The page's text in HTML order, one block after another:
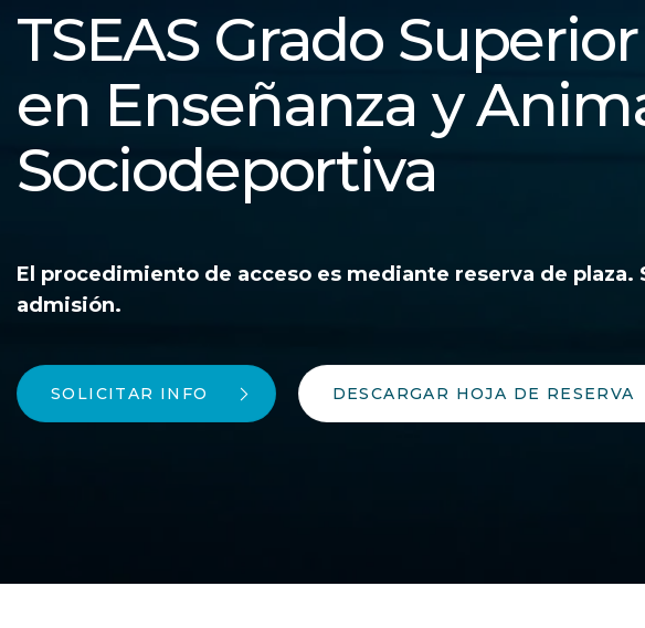
TSEAS Grado
en Enseñanza y
Sociodeportiva
El procedimiento de acceso es mediante reserva de plaza.
admisión.
SOLICITAR INFO DESCARGAR HOJA DE RESERVA